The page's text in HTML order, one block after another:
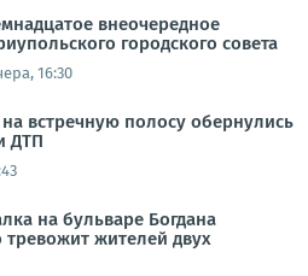
внеочередное
городского совета
16:30
встречную полосу обернулись
ДТП
на бульваре Богдана
тревожит жителей двух